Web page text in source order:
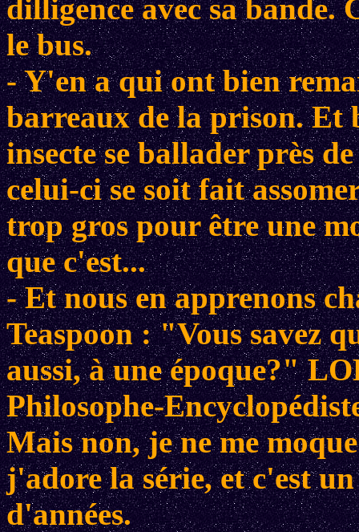
dilligence avec sa bande.
le bus.
- Y'en a qui ont bien
barreaux de la prison. Et
insecte se ballader près
celui-ci se soit fait
trop gros pour être une
que c'est...
- Et nous en apprenons
Teaspoon : "Vous savez
aussi, à une époque?"
Philosophe-
Mais non, je ne me
j'adore la série, et c'est
d'années.